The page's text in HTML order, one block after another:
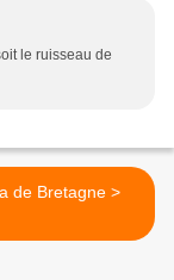
le ruisseau de
Mimosa de Bretagne >